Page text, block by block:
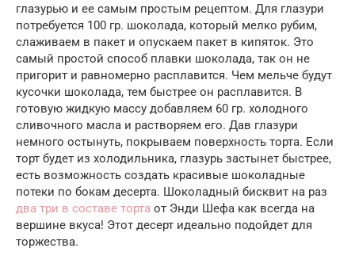
глазурью и ее самым простым рецептом. Для глазури
потребуется 100 гр. шоколада, который мелко рубим,
слаживаем в пакет и опускаем пакет в кипяток. Это
самый простой способ плавки шоколада, так он не
пригорит и равномерно расплавится. Чем мельче будут
кусочки шоколада, тем быстрее он расплавится. В
готовую жидкую массу добавляем 60 гр. холодного
сливочного масла и растворяем его. Дав глазури
немного остынуть, покрываем поверхность торта. Если
торт будет из холодильника, глазурь застынет быстрее,
есть возможность создать красивые шоколадные
потеки по бокам десерта. Шоколадный бисквит на раз
два три в составе торта от Энди Шефа как всегда на
вершине вкуса! Этот десерт идеально подойдет для
торжества.